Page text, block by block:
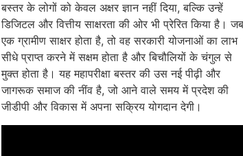
बस्तर के लोगों को केवल अक्षर ज्ञान नहीं दिया, बल्कि उन्हें
डिजिटल और वित्तीय साक्षरता की ओर भी प्रेरित किया है। जब
एक ग्रामीण साक्षर होता है, तो वह सरकारी योजनाओं का लाभ
सीधे प्राप्त करने में सक्षम होता है और बिचौलियों के चंगुल से
मुक्त होता है। यह महापरीक्षा बस्तर की उस नई पीढ़ी और
जागरूक समाज की नींव है, जो आने वाले समय में प्रदेश की
जीडीपी और विकास में अपना सक्रिय योगदान देगी।